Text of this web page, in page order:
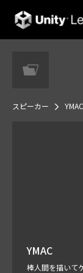
Unity Learning
スピーカー YMAC
YMAC
棒人間を描いて